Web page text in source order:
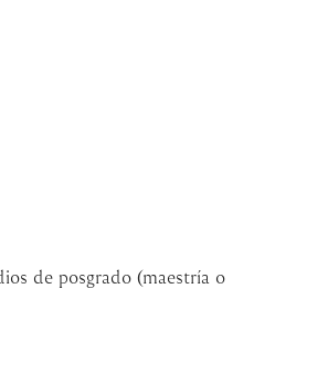
de posgrado (maestría o